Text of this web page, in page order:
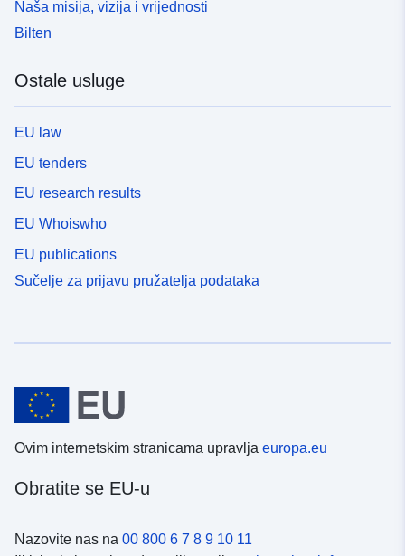
Naša misija, vizija i vrijednosti
Bilten
Ostale usluge
EU law
EU tenders
EU research results
EU Whoiswho
EU publications
Sučelje za prijavu pružatelja podataka
Ovim internetskim stranicama upravlja europa.eu
Obratite se EU-u
Nazovite nas na 00 800 6 7 8 9 10 11